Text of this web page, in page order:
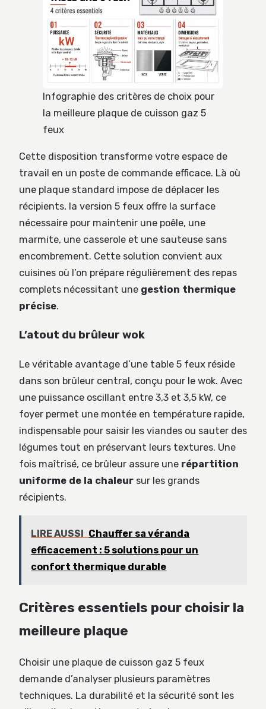
Infographie des critères de choix pour
la meilleure plaque de cuisson gaz 5
feux
Cette disposition transforme votre espace de
travail en un poste de commande efficace. Là où
une plaque standard impose de déplacer les
récipients, la version 5 feux offre la surface
nécessaire pour maintenir une poêle, une
marmite, une casserole et une sauteuse sans
encombrement. Cette solution convient aux
cuisines où l’on prépare régulièrement des repas
complets nécessitant une gestion thermique
précise.
L’atout du brûleur wok
Le véritable avantage d’une table 5 feux réside
dans son brûleur central, conçu pour le wok. Avec
une puissance oscillant entre 3,3 et 3,5 kW, ce
foyer permet une montée en température rapide,
indispensable pour saisir les viandes ou sauter des
légumes tout en préservant leurs textures. Une
fois maîtrisé, ce brûleur assure une répartition
uniforme de la chaleur sur les grands
récipients.
LIRE AUSSI Chauffer sa véranda
efficacement : 5 solutions pour un
confort thermique durable
Critères essentiels pour choisir la
meilleure plaque
Choisir une plaque de cuisson gaz 5 feux
demande d’analyser plusieurs paramètres
techniques. La durabilité et la sécurité sont les